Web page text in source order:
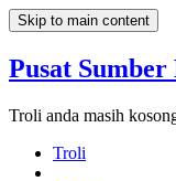
Skip to main content
Pusat
Troli anda masih
Troli